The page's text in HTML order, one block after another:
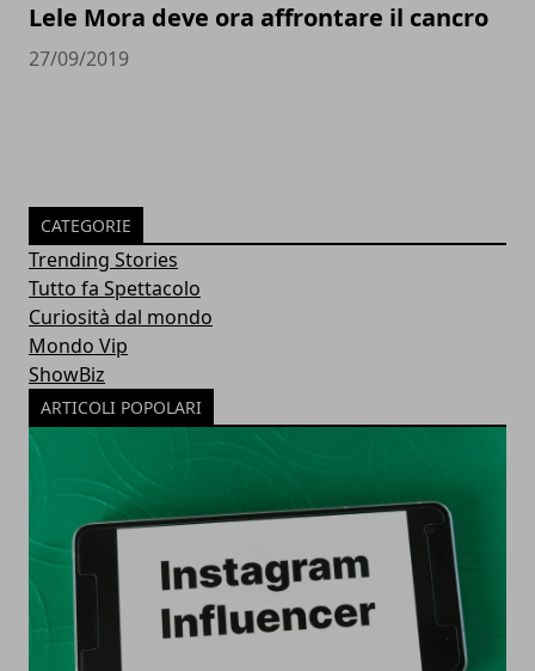
Lele Mora deve ora affrontare il cancro
27/09/2019
CATEGORIE
Trending Stories
Tutto fa Spettacolo
Curiosità dal mondo
Mondo Vip
ShowBiz
ARTICOLI POPOLARI